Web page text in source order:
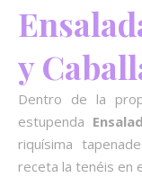
y
Dentro de la
estupenda
riquísima
receta la tenéis en